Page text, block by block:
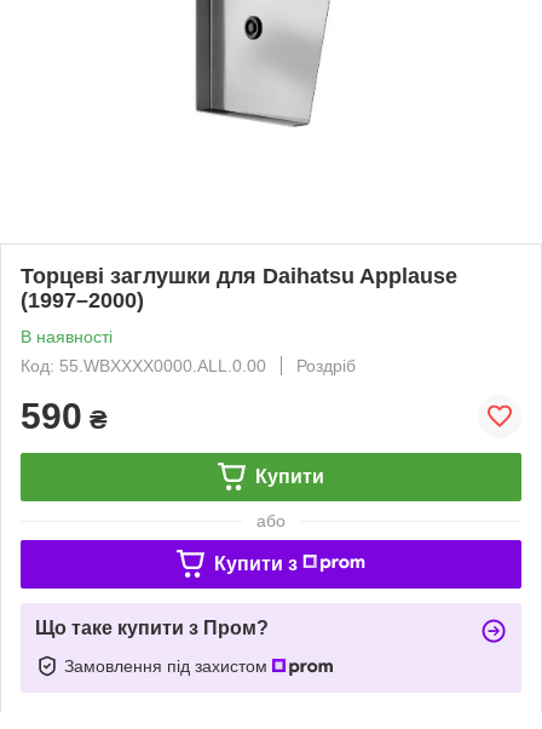
Торцеві заглушки для Daihatsu Applause
(1997–2000)
В наявності
Код: 55.WBXXXX0000.ALL.0.00
Роздріб
590 ₴
Купити
або
Купити з
Що таке купити з Пром?
Замовлення під захистом